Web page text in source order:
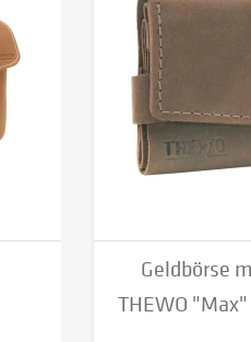
Geldbörse
THEWO